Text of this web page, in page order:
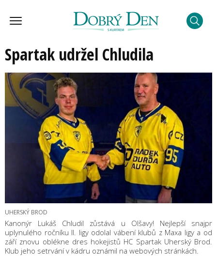
Spartak udržel Chludila
UHERSKÝ BROD
Kanonýr Lukáš Chludil zůstává u Olšavy! Nejlepší snajpr
uplynulého ročníku II. ligy odolal vábení klubů z Maxa ligy a od
září znovu oblékne dres hokejistů HC Spartak Uherský Brod.
Klub jeho setrvání v kádru oznámil na webových stránkách.